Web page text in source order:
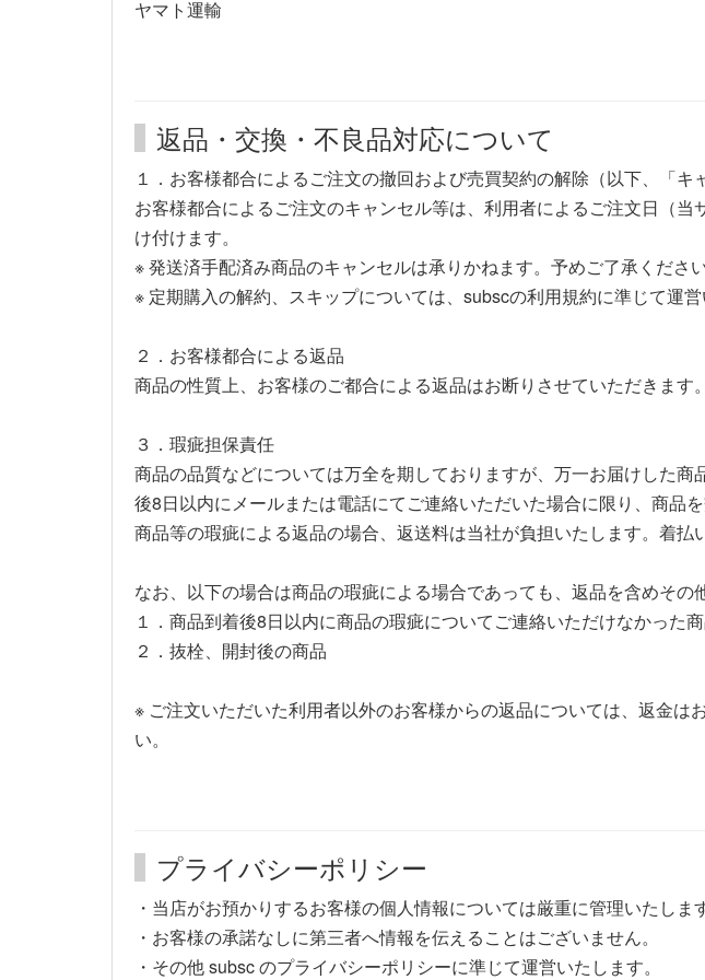
ヤマト運輸
返品・交換・不良品対応について
１．お客様都合によるご注文の撤回および売買契約の解除（以下、「キ
お客様都合によるご注文のキャンセル等は、利用者によるご注文日（
け付けます。
※ 発送済手配済み商品のキャンセルは承りかねます。予めご了承ください
※ 定期購入の解約、スキップについては、subscの利用規約に準じて運営
２．お客様都合による返品
商品の性質上、お客様のご都合による返品はお断りさせていただきます。
３．瑕疵担保責任
商品の品質などについては万全を期しておりますが、万一お届けした
後8日以内にメールまたは電話にてご連絡いただいた場合に限り、商品
商品等の瑕疵による返品の場合、返送料は当社が負担いたします。着払
なお、以下の場合は商品の瑕疵による場合であっても、返品を含めその
１．商品到着後8日以内に商品の瑕疵についてご連絡いただけなかった
２．抜栓、開封後の商品
※ ご注文いただいた利用者以外のお客様からの返品については、返金
い。
プライバシーポリシー
・当店がお預かりするお客様の個人情報については厳重に管理いたします
・お客様の承諾なしに第三者へ情報を伝えることはございません。
・その他 subsc のプライバシーポリシーに準じて運営いたします。